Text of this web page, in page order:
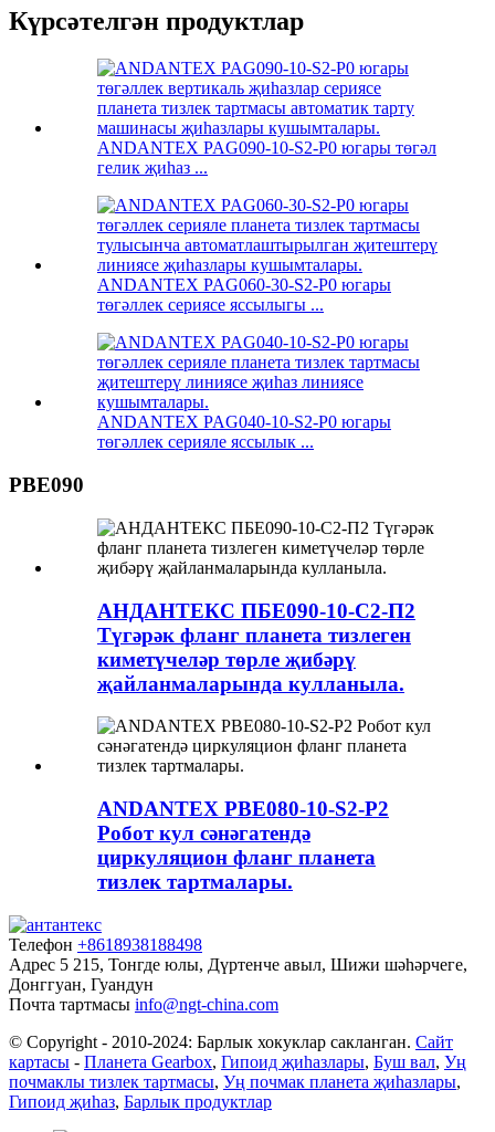
Күрсәтелгән продуктлар
ANDANTEX PAG090-10-S2-P0 югары төгәл
гелик җиһаз ...
ANDANTEX PAG060-30-S2-P0 югары
төгәллек сериясе яссылыгы ...
ANDANTEX PAG040-10-S2-P0 югары
төгәллек серияле яссылык ...
PBE090
АНДАНТЕКС ПБЕ090-10-С2-П2
Түгәрәк фланг планета тизлеген
киметүчеләр төрле җибәрү
җайланмаларында кулланыла.
ANDANTEX PBE080-10-S2-P2
Робот кул сәнәгатендә
циркуляцион фланг планета
тизлек тартмалары.
Телефон +8618938188498
Адрес 5 215, Тонгде юлы, Дүртенче авыл, Шижи шәһәрчеге,
Донггуан, Гуандун
Почта тартмасы info@ngt-china.com
© Copyright - 2010-2024: Барлык хокуклар сакланган. Сайт
картасы - Планета Gearbox, Гипоид җиһазлары, Буш вал, Уң
почмаклы тизлек тартмасы, Уң почмак планета җиһазлары,
Гипоид җиһаз, Барлык продуктлар